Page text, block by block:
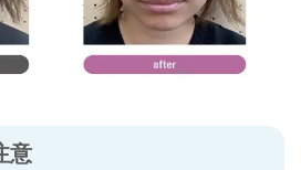
意